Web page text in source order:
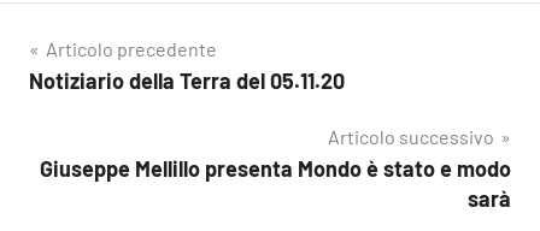
Navigazione
articoli
Articolo precedente
Notiziario della Terra del 05.11.20
Articolo successivo
Giuseppe Mellillo presenta Mondo è stato e modo
sarà